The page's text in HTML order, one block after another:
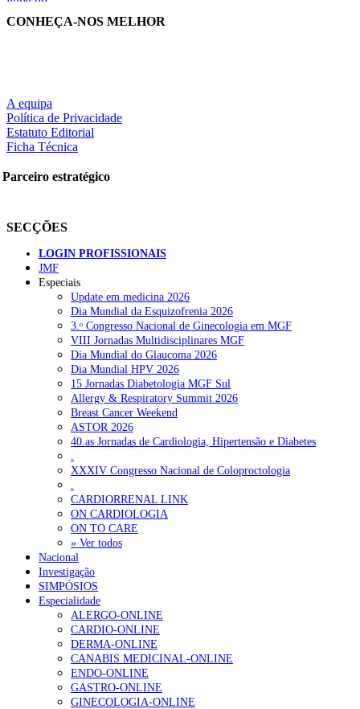
CONHEÇA-NOS MELHOR
A equipa
Política de Privacidade
Estatuto Editorial
Ficha Técnica
Parceiro estratégico
SECÇÕES
LOGIN PROFISSIONAIS
JMF
Especiais
Update em medicina 2026
Dia Mundial da Esquizofrenia 2026
3.ᵒ Congresso Nacional de Ginecologia em MGF
VIII Jornadas Multidisciplinares MGF
Dia Mundial do Glaucoma 2026
Dia Mundial HPV 2026
15 Jornadas Diabetologia MGF Sul
Allergy & Respiratory Summit 2026
Breast Cancer Weekend
ASTOR 2026
40.as Jornadas de Cardiologia, Hipertensão e Diabetes
XXXIV Congresso Nacional de Coloproctologia
CARDIORRENAL LINK
ON CARDIOLOGIA
ON TO CARE
» Ver todos
Nacional
Investigação
SIMPÓSIOS
Especialidade
ALERGO-ONLINE
CARDIO-ONLINE
DERMA-ONLINE
CANABIS MEDICINAL-ONLINE
ENDO-ONLINE
GASTRO-ONLINE
GINECOLOGIA-ONLINE